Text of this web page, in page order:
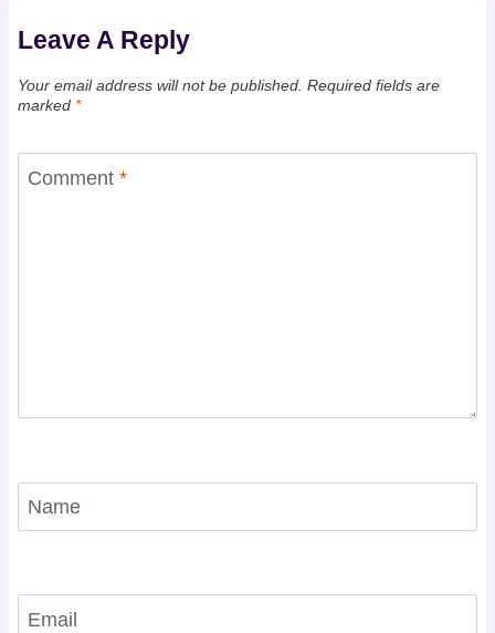
Leave A Reply
Your email address will not be published. Required fields are
marked *
Comment *
Name
Email